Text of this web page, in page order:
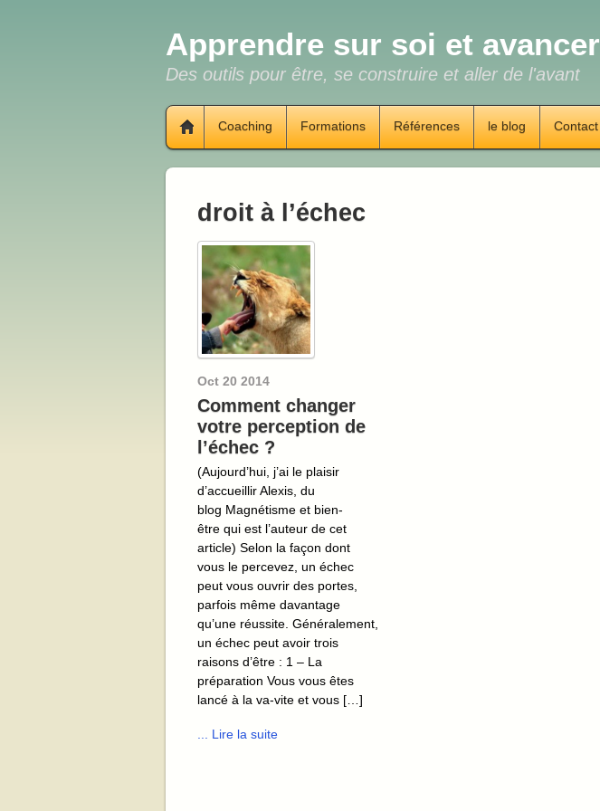
Apprendre sur soi et avancer
Des outils pour être, se construire et aller de l'avant
Coaching Formations Références le blog Contact
droit à l’échec
Oct 20 2014
Comment changer
votre perception de
l’échec ?
(Aujourd’hui, j’ai le plaisir
d’accueillir Alexis, du
blog Magnétisme et bien-
être qui est l’auteur de cet
article) Selon la façon dont
vous le percevez, un échec
peut vous ouvrir des portes,
parfois même davantage
qu’une réussite. Généralement,
un échec peut avoir trois
raisons d’être : 1 – La
préparation Vous vous êtes
lancé à la va-vite et vous […]
... Lire la suite